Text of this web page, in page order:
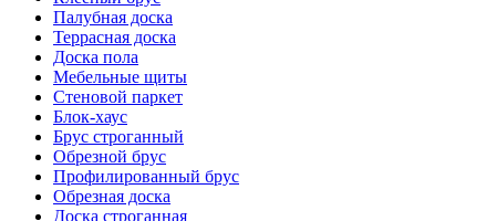
Палубная доска
Террасная доска
Доска пола
Мебельные щиты
Стеновой паркет
Блок-хаус
Брус строганный
Обрезной брус
Профилированный брус
Обрезная доска
Доска строганная